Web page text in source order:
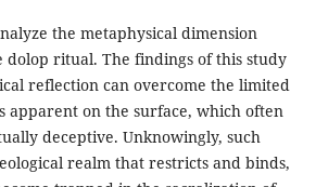
the metaphysical dimension
ritual. The findings of this study
reflection can overcome the limited
apparent on the surface, which often
deceptive. Unknowingly, such
realm that restricts and binds,